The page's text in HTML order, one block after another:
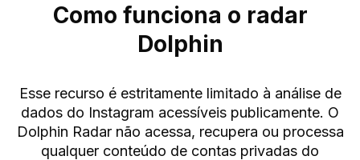
Como funciona o radar
Dolphin
Esse recurso é estritamente limitado à análise de
dados do Instagram acessíveis publicamente. O
Dolphin Radar não acessa, recupera ou processa
qualquer conteúdo de contas privadas do